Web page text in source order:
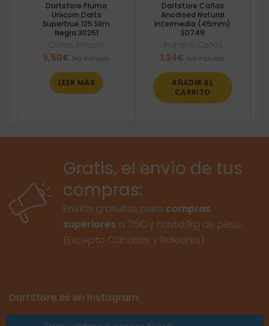
Dartstore Pluma
Unicorn Darts
Supertrue 125 Slim
Negra 30251
Cañas Unicorn
5,50€ Iva incluido
LEER MÁS
Dartstore Cañas
Anodised Natural
Intermedia (45mm)
S0749
Aluminio ,Cañas
1,24€ Iva incluido
AÑADIR AL
CARRITO
Gratis, el envío de tus
compras:
Envíos gratuitos para compras
superiores a 75€ y hasta 1kg de peso.
(Excepto Canarias y Baleares)
DartStore.es en Instagram: